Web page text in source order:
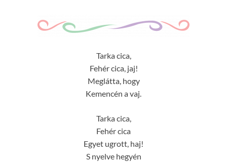
Tarka cica,
Fehér cica, jaj!
Meglátta, hogy
Kemencén a vaj.
Tarka cica,
Fehér cica
Egyet ugrott, haj!
S nyelve hegyén